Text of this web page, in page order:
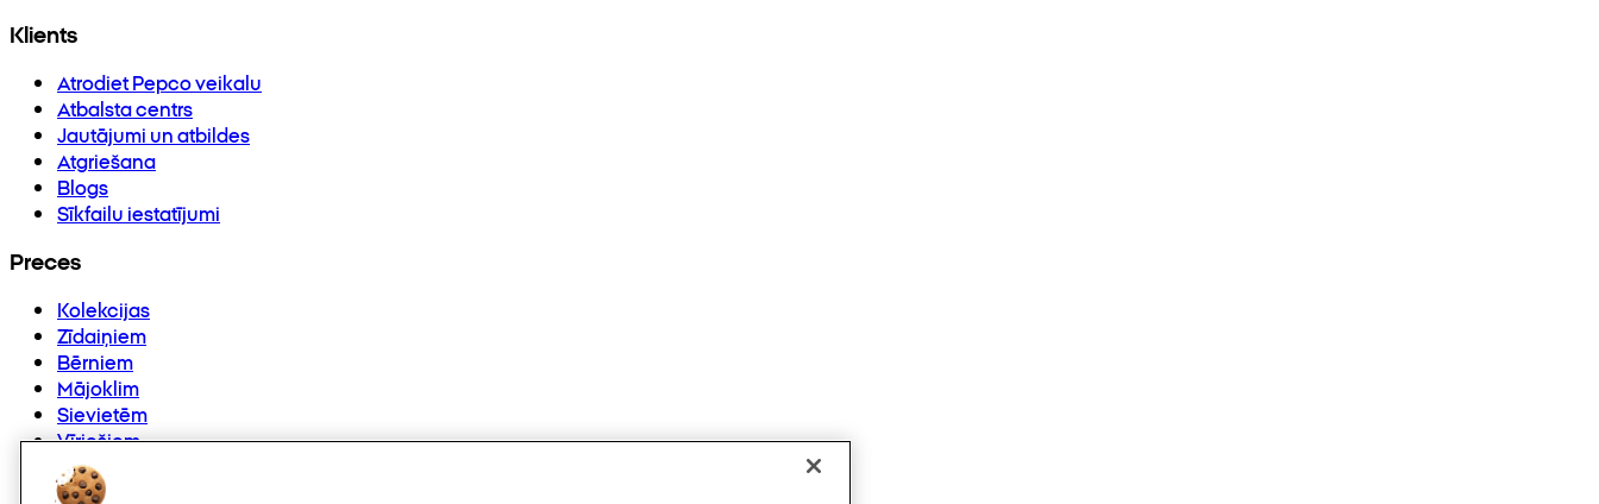
Klients
Atrodiet Pepco veikalu
Atbalsta centrs
Jautājumi un atbildes
Atgriešana
Blogs
Sīkfailu iestatījumi
Preces
Kolekcijas
Zīdaiņiem
Bērniem
Mājoklim
Sievietēm
Vīriešiem
Citi